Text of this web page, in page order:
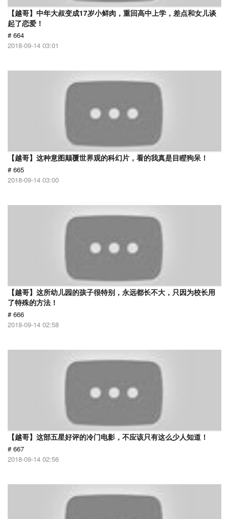
【越哥】中年大叔变成17岁小鲜肉，重回高中上学，差点和女儿谈
起了恋爱！
# 664
2018-09-14 03:01
【越哥】这种意图颠覆世界观的科幻片，看的我真是目瞪狗呆！
# 665
2018-09-14 03:00
【越哥】这所幼儿园的孩子很特别，永远都长不大，只因为校长用
了特殊的方法！
# 666
2018-09-14 02:58
【越哥】这部五星好评的冷门电影，不应该只有这么少人知道！
# 667
2018-09-14 02:56